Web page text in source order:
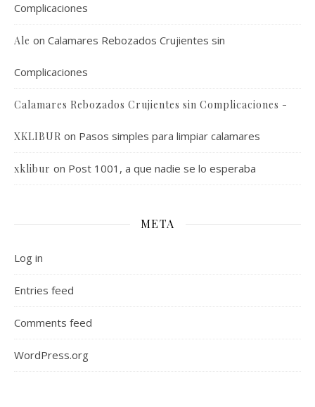
Complicaciones
Ale on Calamares Rebozados Crujientes sin
Complicaciones
Calamares Rebozados Crujientes sin Complicaciones -
XKLIBUR on Pasos simples para limpiar calamares
xklibur on Post 1001, a que nadie se lo esperaba
META
Log in
Entries feed
Comments feed
WordPress.org